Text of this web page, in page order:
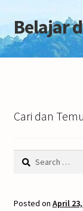
Skip
to
navigation
Skip
to
Belajar
Home
Cari dan
Search
Posted on April